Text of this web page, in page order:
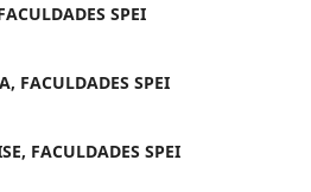
SPEI
FACULDADES SPEI
FACULDADES SPEI